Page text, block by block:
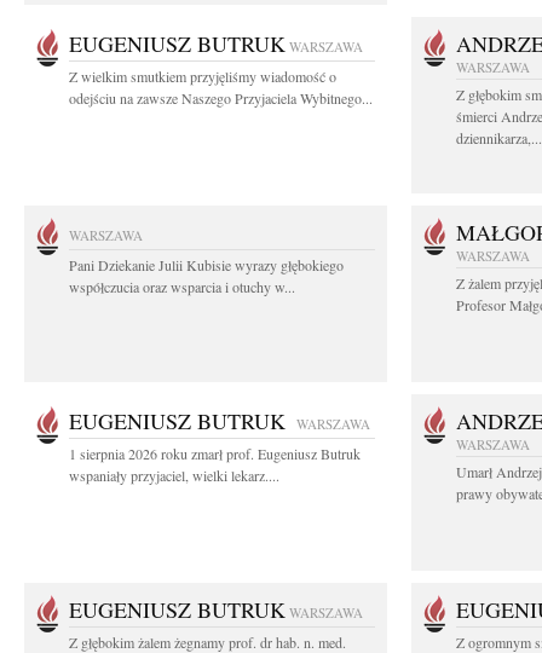
EUGENIUSZ BUTRUK WARSZAWA
Z wielkim smutkiem przyjęliśmy wiadomość o
odejściu na zawsze Naszego Przyjaciela Wybitnego...
WARSZAWA
Z głębokim
śmierci
dziennikarza,...
WARSZAWA
Pani Dziekanie Julii Kubisie wyrazy głębokiego
współczucia oraz wsparcia i otuchy w...
WARSZAWA
Z żalem
Profesor
EUGENIUSZ BUTRUK WARSZAWA
1 sierpnia 2026 roku zmarł prof. Eugeniusz Butruk
wspaniały przyjaciel, wielki lekarz....
WARSZAWA
Umarł
prawy
EUGENIUSZ BUTRUK WARSZAWA
Z głębokim żalem żegnamy prof. dr hab. n. med.
Z ogromnym